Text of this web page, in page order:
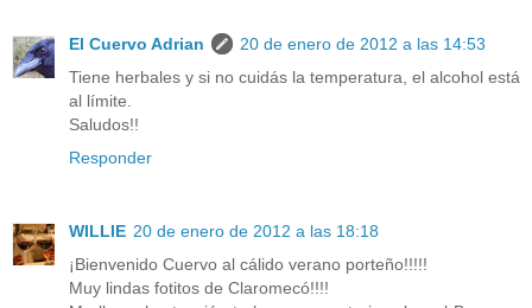
El Cuervo Adrian
20 de enero de 2012 a las 14:53
Tiene herbales y si no cuidás la temperatura, el alcohol está
al límite.
Saludos!!
Responder
WILLIE 20 de enero de 2012 a las 18:18
¡Bienvenido Cuervo al cálido verano porteño!!!!!
Muy lindas fotitos de Claromecó!!!!